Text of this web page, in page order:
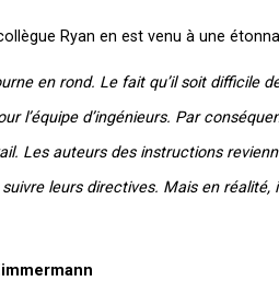
Ryan en est venu à une
en rond. Le fait qu’il soit difficile
l’équipe d’ingénieurs. Par
Les auteurs des instructions
leurs directives. Mais en réalité,